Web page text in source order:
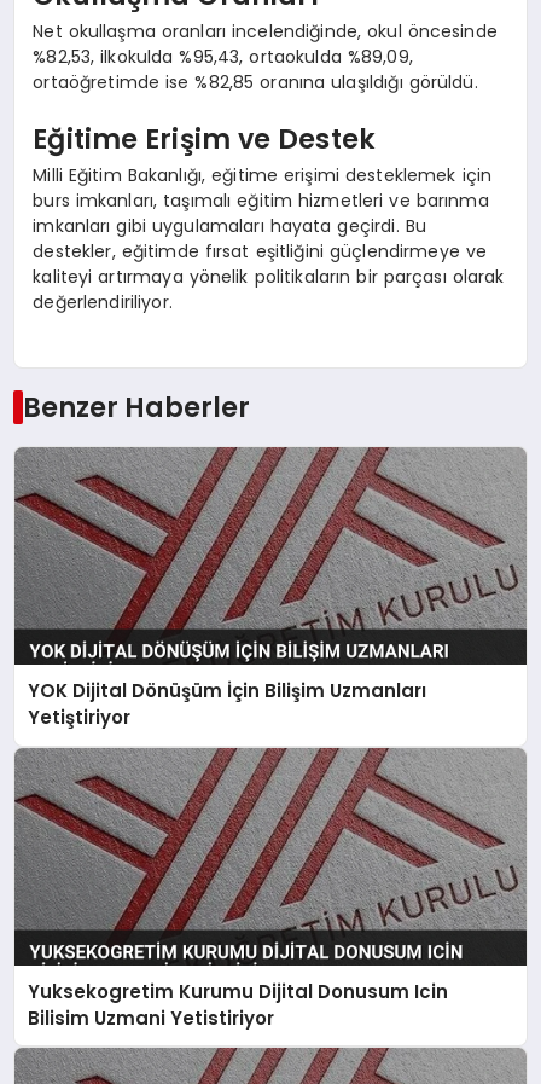
Net okullaşma oranları incelendiğinde, okul öncesinde
%82,53, ilkokulda %95,43, ortaokulda %89,09,
ortaöğretimde ise %82,85 oranına ulaşıldığı görüldü.
Eğitime Erişim ve Destek
Milli Eğitim Bakanlığı, eğitime erişimi desteklemek için
burs imkanları, taşımalı eğitim hizmetleri ve barınma
imkanları gibi uygulamaları hayata geçirdi. Bu
destekler, eğitimde fırsat eşitliğini güçlendirmeye ve
kaliteyi artırmaya yönelik politikaların bir parçası olarak
değerlendiriliyor.
Benzer Haberler
YOK Dijital Dönüşüm İçin Bilişim Uzmanları
Yetiştiriyor
Yuksekogretim Kurumu Dijital Donusum Icin
Bilisim Uzmani Yetistiriyor